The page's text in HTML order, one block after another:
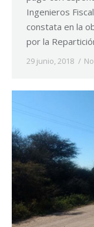
Ingenieros
constata en la
por la
29 junio, 2018